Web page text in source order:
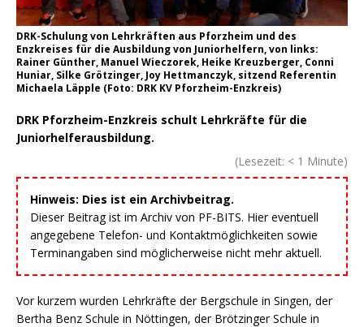
DRK-Schulung von Lehrkräften aus Pforzheim und des
Enzkreises für die Ausbildung von Juniorhelfern, von links:
Rainer Günther, Manuel Wieczorek, Heike Kreuzberger, Conni
Huniar, Silke Grötzinger, Joy Hettmanczyk, sitzend Referentin
Michaela Läpple (Foto: DRK KV Pforzheim-Enzkreis)
DRK Pforzheim-Enzkreis schult Lehrkräfte für die
Juniorhelferausbildung.
(Lesezeit: < 1 Minute)
Hinweis: Dies ist ein Archivbeitrag.
Dieser Beitrag ist im Archiv von PF-BITS. Hier eventuell
angegebene Telefon- und Kontaktmöglichkeiten sowie
Terminangaben sind möglicherweise nicht mehr aktuell.
Vor kurzem wurden Lehrkräfte der Bergschule in Singen, der
Bertha Benz Schule in Nöttingen, der Brötzinger Schule in